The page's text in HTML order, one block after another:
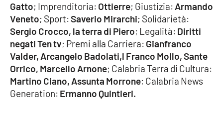
LaC OnAir
EDIZIONI
LOCALI
Catanzaro
Crotone
Gatto; Imprenditoria: Ottierre; Giustizia: Armando
Veneto; Sport:Saverio Mirarchi; Solidarietà:
Sergio Crocco, la terra di Piero; Legalità: Diritti
negati Ten tv; Premi alla Carriera: Gianfranco
Valder, Arcangelo Badolati,l Franco Mollo, Sante
Orrico, Marcello Arnone; Calabria Terra di Cultura:
Martino Ciano, Assunta Morrone; Calabria News
Generation: Ermanno Quintieri.